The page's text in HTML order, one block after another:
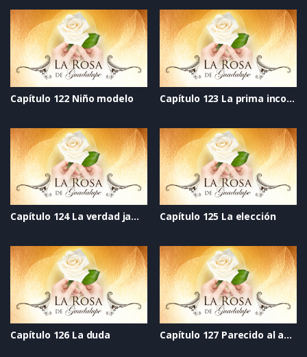
Capítulo 122 Niño modelo Capítulo 123 La prima incomoda
Capítulo 124 La verdad jamás dicha Capítulo 125 La elección
Capítulo 126 La duda Capítulo 127 Parecido al amor